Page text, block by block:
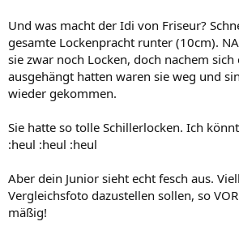
Und was macht der Idi von Friseur?
gesamte Lockenpracht runter (10cm).
sie zwar noch Locken, doch nachem sich
ausgehängt hatten waren sie weg und
wieder gekommen.
Sie hatte so tolle Schillerlocken. Ich
:heul :heul :heul
Aber dein Junior sieht echt fesch aus.
Vergleichsfoto dazustellen sollen, so
mäßig!